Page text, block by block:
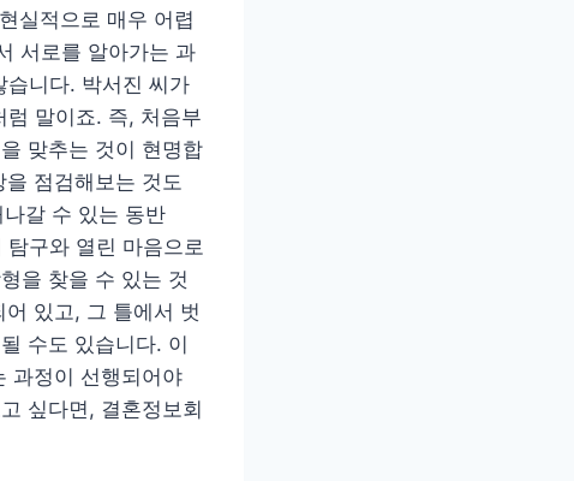
실적으로 매우 어렵
서로를 알아가는 과
습니다. 박서진 씨가
럼 말이죠. 즉, 처음부
맞추는 것이 현명합
점검해보는 것도
나갈 수 있는 동반
구와 열린 마음으로
을 찾을 수 있는 것
있고, 그 틀에서 벗
수도 있습니다. 이
과정이 선행되어야
싶다면, 결혼정보회